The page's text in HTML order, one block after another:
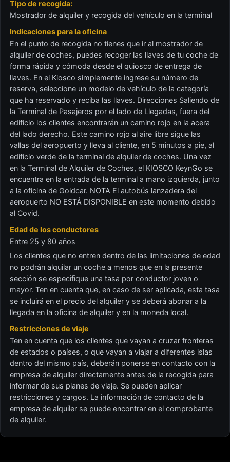
Tipo de recogida:
Mostrador de alquiler y recogida del vehículo en la terminal
Indicaciones para la oficina
En el punto de recogida no tienes que ir al mostrador de
alquiler de coches, puedes recoger las llaves de tu coche de
forma rápida y cómoda desde el quiosco de entrega de
llaves. En el Kiosco simplemente ingrese su número de
reserva, seleccione un modelo de vehículo de la categoría
que ha reservado y reciba las llaves. Direcciones Saliendo de
la Terminal de Pasajeros por el lado de Llegadas, fuera del
edificio los clientes encontrarán un camino rojo en la acera
del lado derecho. Este camino rojo al aire libre sigue las
vallas del aeropuerto y lleva al cliente, en 5 minutos a pie, al
edificio verde de la terminal de alquiler de coches. Una vez
en la Terminal de Alquiler de Coches, el KIOSCO KeynGo se
encuentra en la entrada de la terminal a mano izquierda, junto
a la oficina de Goldcar. NOTA El autobús lanzadera del
aeropuerto NO ESTÁ DISPONIBLE en este momento debido
al Covid.
Edad de los conductores
Entre 25 y 80 años
Los clientes que no entren dentro de las limitaciones de edad
no podrán alquilar un coche a menos que en la presente
sección se especifique una tasa por conductor joven o
mayor. Ten en cuenta que, en caso de ser aplicada, esta tasa
se incluirá en el precio del alquiler y se deberá abonar a la
llegada en la oficina de alquiler y en la moneda local.
Restricciones de viaje
Ten en cuenta que los clientes que vayan a cruzar fronteras
de estados o países, o que vayan a viajar a diferentes islas
dentro del mismo país, deberán ponerse en contacto con la
empresa de alquiler directamente antes de la recogida para
informar de sus planes de viaje. Se pueden aplicar
restricciones y cargos. La información de contacto de la
empresa de alquiler se puede encontrar en el comprobante
de alquiler.